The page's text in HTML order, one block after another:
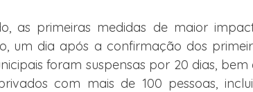
as primeiras medidas de maior
um dia após a confirmação dos
foram suspensas por 20 dias,
com mais de 100 pessoas,